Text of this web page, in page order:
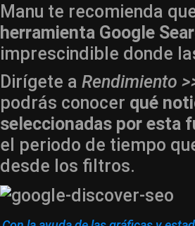
Manu te recomienda
herramienta Google
imprescindible donde
Dirígete a Rendimiento
podrás conocer qué
seleccionadas por esta
el periodo de tiempo
desde los filtros.